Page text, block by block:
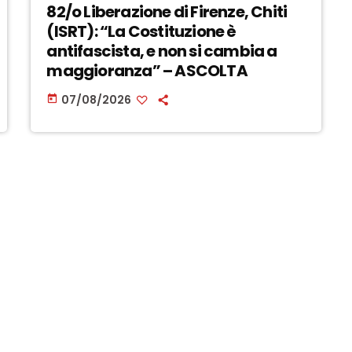
82/o Liberazione di Firenze, Chiti
(ISRT): “La Costituzione è
antifascista, e non si cambia a
maggioranza” – ASCOLTA
today 07/08/2026